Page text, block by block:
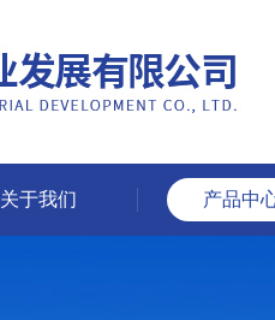
关于我们 产品中